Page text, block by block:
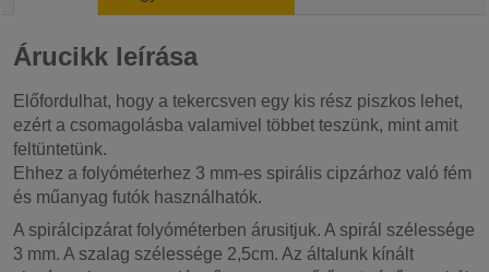
Árucikk leírása
Előfordulhat, hogy a tekercsven egy kis rész piszkos lehet,
ezért a csomagolásba valamivel többet teszünk, mint amit
feltüntetünk.
Ehhez a folyóméterhez 3 mm-es spirális cipzárhoz való fém
és műanyag futók használhatók.
A spirálcipzárat folyóméterben árusitjuk. A spirál szélessége
3 mm. A szalag szélessége 2,5cm. Az általunk kínált